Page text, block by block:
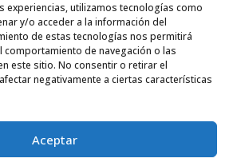
experiencias, utilizamos tecnologías como
y/o acceder a la información del
de estas tecnologías nos permitirá
de navegación o las
este sitio. No consentir o retirar el
negativamente a ciertas características
Aceptar